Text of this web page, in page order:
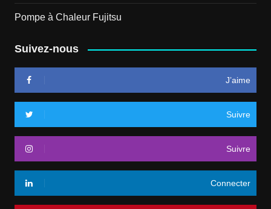
Pompe à Chaleur Fujitsu
Suivez-nous
J’aime
Suivre
Suivre
Connecter